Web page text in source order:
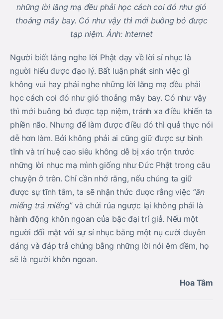
những lời lăng mạ đều phải học cách coi đó như gió
thoảng mây bay. Có như vậy thì mới buông bỏ được
tạp niệm. Ảnh: Internet
Người biết lắng nghe lời Phật dạy về lời sỉ nhục là
người hiểu được đạo lý. Bất luận phát sinh việc gì
không vui hay phải nghe những lời lăng mạ đều phải
học cách coi đó như gió thoảng mây bay. Có như vậy
thì mới buông bỏ được tạp niệm, tránh xa điều khiến ta
phiền não. Nhưng để làm được điều đó thì quả thực nói
dễ hơn làm. Bởi không phải ai cũng giữ được sự bình
tĩnh và trí huệ cao siêu không dễ bị xáo trộn trước
những lời nhục mạ mình giống như Đức Phật trong câu
chuyện ở trên. Chỉ cần nhớ rằng, nếu chúng ta giữ
được sự tĩnh tâm, ta sẽ nhận thức được rằng việc “ăn
miếng trả miếng”và chửi rủa ngược lại không phải là
hành động khôn ngoan của bậc đại trí giả. Nếu một
người đối mặt với sự sỉ nhục bằng một nụ cười duyên
dáng và đáp trả chúng bằng những lời nói êm đềm, họ
sẽ là người khôn ngoan.
Hoa Tâm